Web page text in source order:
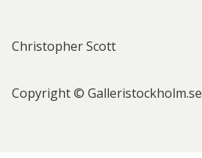
Christopher Scott
Copyright © Galleristockholm.se